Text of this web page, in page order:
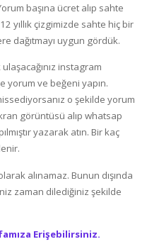
başına ücret alıp sahte
yıllık çizgimizde sahte hiç bir
dağıtmayı uygun gördük.
instagram
yorum ve beğeni yapın.
o şekilde yorum
görüntüsü alıp whatsap
yazarak atın. Bir kaç
alınamaz. Bunun dışında
zaman dilediğiniz şekilde
Erişebilirsiniz.